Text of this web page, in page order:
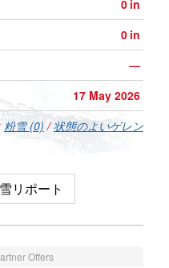
0 in
0 in
—
17 May 2026
粉雪 (0) /状態のよいゲレン
リポート
Offers